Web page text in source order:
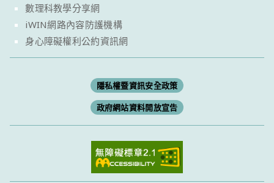
數理科教學分享網
iWIN網路內容防護機構
身心障礙權利公約資訊網
隱私權暨資訊安全政策
政府網站資料開放宣告